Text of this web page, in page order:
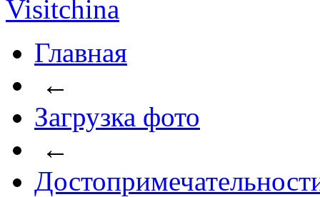
Главная
←
Загрузка фото
←